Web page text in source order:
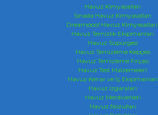
Havuz Kimyasalları
Sinada Havuz Kimyasalları
Dreampool Havuz Kimyasalları
Havuz Temizlik Ekipmanları
Havuz Süpürgesi
Havuz Temizleme Kepçesi
Havuz Temizleme Fırçası
Havuz Test Malzemeleri
Havuz Kenar ve İç Ekipmanları
Havuz Izgaraları
Havuz Merdivenleri
Havuz Nozulları